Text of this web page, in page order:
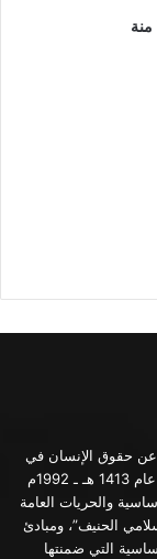
منة
حقوق الإنسان في
شبه الجزيرة العربية عام 1413 هـ ـ 1992م
والحريات العامة
الحنيف”، ومبادئ
التي ضمنتها